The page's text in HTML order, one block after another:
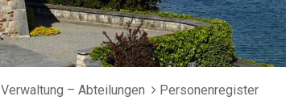
Verwaltung – Abteilungen Personenregister